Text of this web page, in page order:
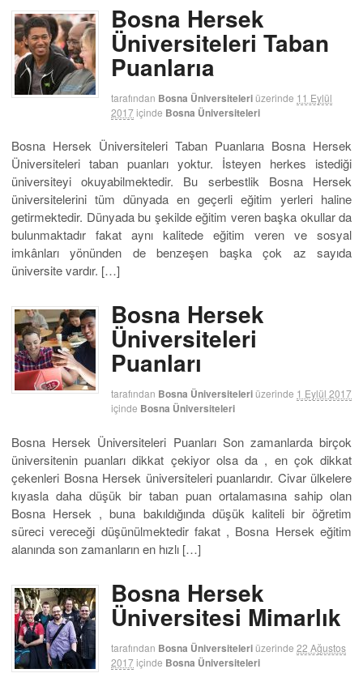
Bosna Hersek
Üniversiteleri Taban
Puanlarıa
tarafından Bosna Üniversiteleriüzerinde 11 Eylül
2017içinde Bosna Üniversiteleri
Bosna Hersek Üniversiteleri Taban Puanlarıa Bosna Hersek
Üniversiteleri taban puanları yoktur. İsteyen herkes istediği
üniversiteyi okuyabilmektedir. Bu serbestlik Bosna Hersek
üniversitelerini tüm dünyada en geçerli eğitim yerleri haline
getirmektedir. Dünyada bu şekilde eğitim veren başka okullar da
bulunmaktadır fakat aynı kalitede eğitim veren ve sosyal
imkânları yönünden de benzeşen başka çok az sayıda
üniversite vardır. […]
Bosna Hersek
Üniversiteleri
Puanları
tarafından Bosna Üniversiteleriüzerinde 1 Eylül 2017
içinde Bosna Üniversiteleri
Bosna Hersek Üniversiteleri Puanları Son zamanlarda birçok
üniversitenin puanları dikkat çekiyor olsa da , en çok dikkat
çekenleri Bosna Hersek üniversiteleri puanlarıdır. Civar ülkelere
kıyasla daha düşük bir taban puan ortalamasına sahip olan
Bosna Hersek , buna bakıldığında düşük kaliteli bir öğretim
süreci vereceği düşünülmektedir fakat , Bosna Hersek eğitim
alanında son zamanların en hızlı […]
Bosna Hersek
Üniversitesi Mimarlık
tarafından Bosna Üniversiteleriüzerinde 22 Ağustos
2017içinde Bosna Üniversiteleri